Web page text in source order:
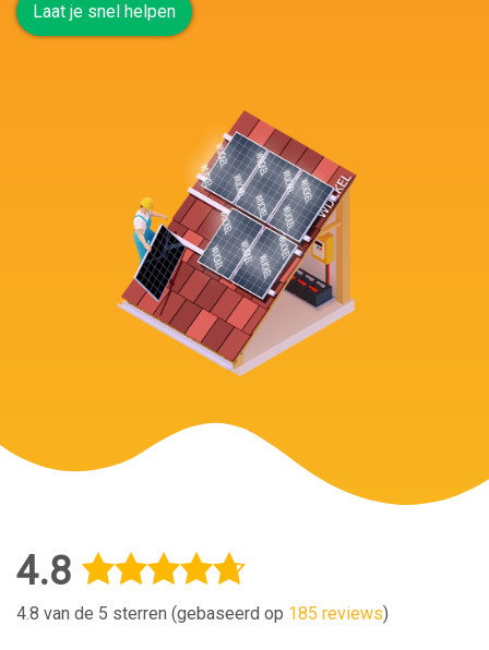
Laat je snel helpen
4.8
4.8 van de 5 sterren (gebaseerd op 185 reviews)